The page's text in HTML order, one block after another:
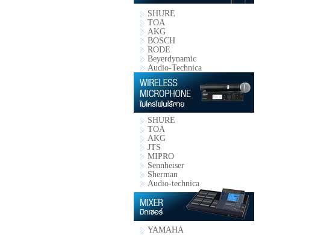
SHURE
TOA
AKG
BOSCH
RODE
Beyerdynamic
Audio-Technica
SHURE
TOA
AKG
JTS
MIPRO
Sennheiser
Sherman
Audio-technica
YAMAHA